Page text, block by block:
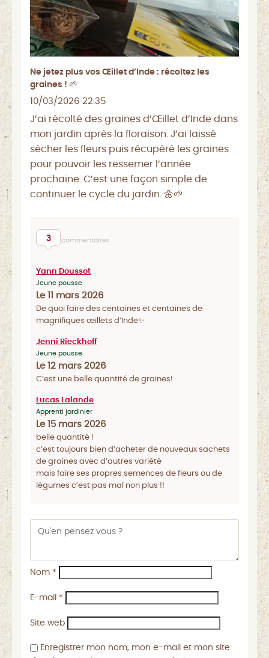
Ne jetez plus vos Œillet d’Inde : récoltez les
graines ! 🌱
10/03/2026 22:35
J’ai récolté des graines d’Œillet d’Inde dans
mon jardin après la floraison. J’ai laissé
sécher les fleurs puis récupéré les graines
pour pouvoir les ressemer l’année
prochaine. C’est une façon simple de
continuer le cycle du jardin. 🌼🌱
3 commentaires
Yann Doussot
Jeune pousse
Le 11 mars 2026
De quoi faire des centaines et centaines de
magnifiques œillets d’Inde✨
Jenni Rieckhoff
Jeune pousse
Le 12 mars 2026
C’est une belle quantité de graines!
Lucas Lalande
Apprenti jardinier
Le 15 mars 2026
belle quantité !
c’est toujours bien d’acheter de nouveaux sachets
de graines avec d’autres variété
mais faire ses propres semences de fleurs ou de
légumes c’est pas mal non plus !!
Nom *
E-mail *
Site web
Enregistrer mon nom, mon e-mail et mon site